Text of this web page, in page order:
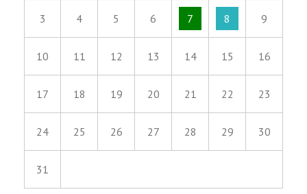
3 4 5 6 7 8 9
10 11 12 13 14 15 16
17 18 19 20 21 22 23
24 25 26 27 28 29 30
31